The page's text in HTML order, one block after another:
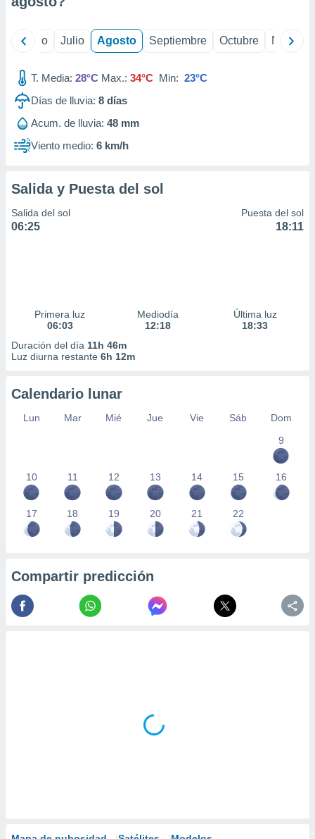
mediante
publicidad
publicidad
1199
Junio Julio Agosto Septiembre Octubre
T. Media: 28°C Max.: 34°C Min: 23°C
Días de lluvia: 8 días
Acum. de lluvia: 48 mm
Viento medio: 6 km/h
Salida y Puesta del sol
Salida del sol
06:25
Puesta del sol
18:11
Primera luz
06:03
Mediodía
12:18
Última luz
18:33
Duración del día 11h 46m
Luz diurna restante 6h 12m
Calendario lunar
Lun Mar Mié Jue Vie Sáb
Dom
9
10 11 12 13 14 15 16
17 18 19 20 21 22
Compartir predicción